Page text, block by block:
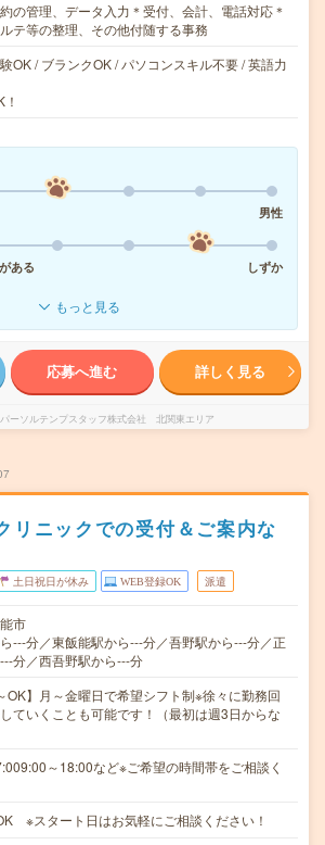
の管理、データ入力＊受付、会計、電話対応＊
テ等の整理、その他付随する事務
OK / ブランクOK / パソコンスキル不要 / 英語力
男性
ある
しずか
もっと見る
応募へ進む 詳しく見る
パーソルテンプスタッフ株式会社 北関東エリア
リニックでの受付＆ご案内な
土日祝日が休み WEB登録OK 派遣
市
---分／東飯能駅から---分／吾野駅から---分／正
分／西吾野駅から---分
OK】月～金曜日で希望シフト制※徐々に勤務回
ていくことも可能です！（最初は週3日からな
～18:00など※ご希望の時間帯をご相談く
※スタート日はお気軽にご相談ください！